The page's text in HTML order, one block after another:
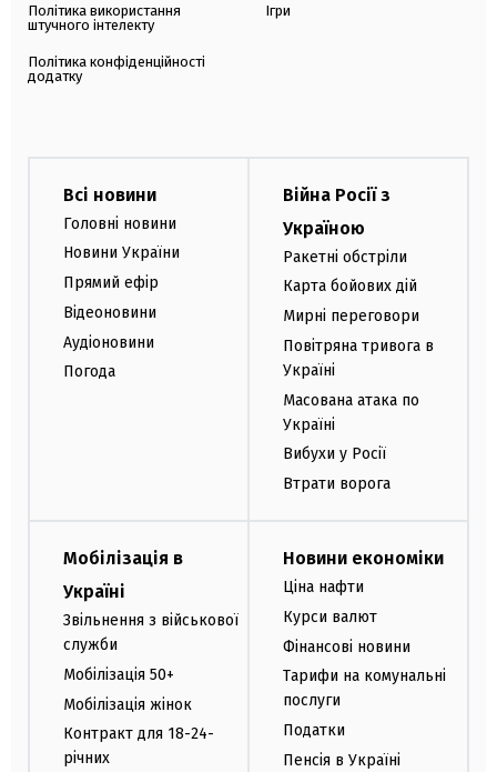
Політика використання
штучного інтелекту
Політика конфіденційності
додатку
Ігри
Всі новини
Головні новини
Новини України
Прямий ефір
Відеоновини
Аудіоновини
Погода
Війна Росії з
Україною
Ракетні обстріли
Карта бойових дій
Мирні переговори
Повітряна тривога в
Україні
Масована атака по
Україні
Вибухи у Росії
Втрати ворога
Мобілізація в
Україні
Звільнення з військової
служби
Мобілізація 50+
Мобілізація жінок
Контракт для 18-24-
річних
Новини економіки
Ціна нафти
Курси валют
Фінансові новини
Тарифи на комунальні
послуги
Податки
Пенсія в Україні